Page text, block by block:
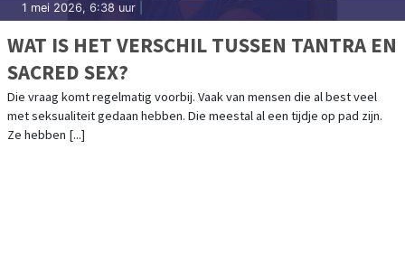
1 mei 2026, 6:38 uur
WAT IS HET VERSCHIL TUSSEN TANTRA EN
SACRED SEX?
Die vraag komt regelmatig voorbij. Vaak van mensen die al best veel
met seksualiteit gedaan hebben. Die meestal al een tijdje op pad zijn.
Ze hebben [...]